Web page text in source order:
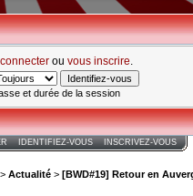
ou vous inscrire
et durée de la session
IDENTIFIEZ-VOUS INSCRIVEZ-VOUS
> Actualité > [BWD#19] Retour en